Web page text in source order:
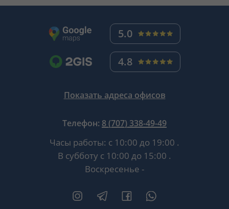
5.0
4.8
Показать адреса офисов
Телефон: 8 (707) 338-49-49
Часы работы: с 10:00 до 19:00 .
В субботу с 10:00 до 15:00 .
Воскресенье -